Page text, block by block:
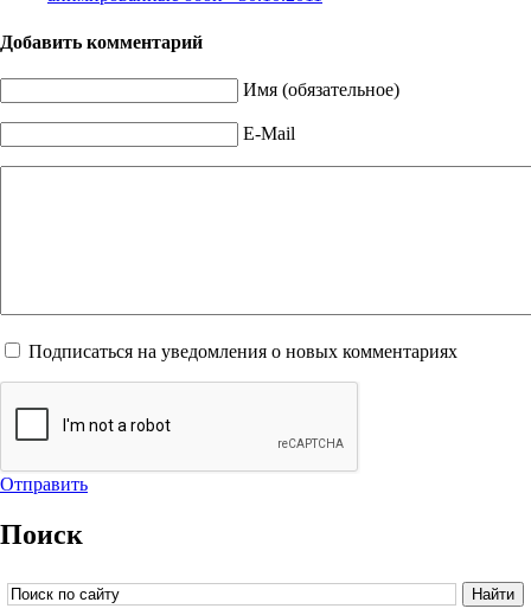
Добавить комментарий
Имя (обязательное)
E-Mail
Подписаться на уведомления о новых комментариях
Отправить
Поиск